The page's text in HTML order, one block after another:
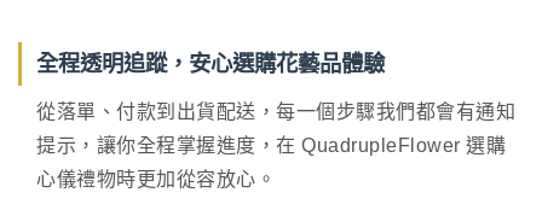
全程透明追蹤，安心選購花藝品體驗
從落單、付款到出貨配送，每一個步驟我們都會有通知
提示，讓你全程掌握進度，在 QuadrupleFlower 選購
心儀禮物時更加從容放心。